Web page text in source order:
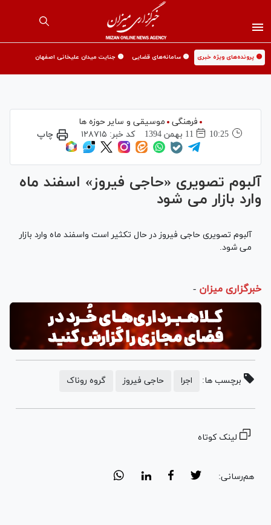
🟡 پرونده‌های ویژه خبری 🟡 سامانه‌های قضایی 🟡 جنایت میدان علیخانی اصفهان
فرهنگی
موسیقی و سایر حوزه ها
10:25
11 بهمن 1394 کد خبر: ۱۲۸۷۱۵ چاپ
آلبوم تصويری «حاجی فيروز» اسفند ماه
وارد بازار می شود
آلبوم تصويری حاجی فيروز در حال تكثير است واسفند ماه وارد بازار
می شود.
خبرگزاری میزان -
برچسب ها: اجرا حاجی فیروز گروه روناک
لینک کوتاه
هم‌رسانی: